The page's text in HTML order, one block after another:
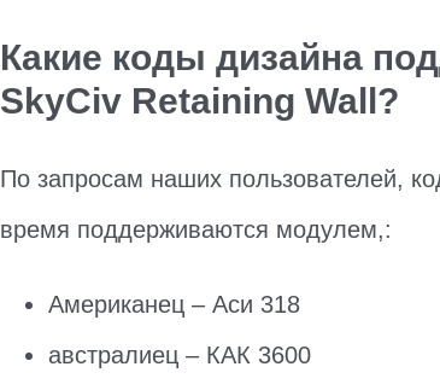
Какие коды дизайна
SkyCiv Retaining Wall?
По запросам наших пользователей,
время поддерживаются модулем,:
Американец – Аси 318
австралиец – КАК 3600